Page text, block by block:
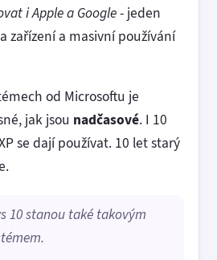
i Apple a Google- jeden
zařízení a masivní používání
od Microsoftu je
jak jsou nadčasové. I 10
se dají používat. 10 let starý
10 stanou také takovým